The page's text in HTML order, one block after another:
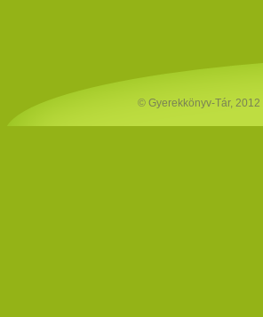
© Gyerekkönyv-Tár, 2012 |